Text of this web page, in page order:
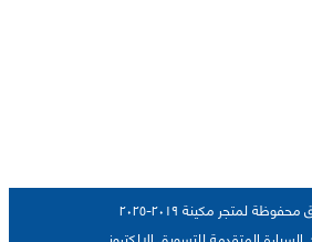
لمتجر مكينة ٢٠١٩-٢٠٢٥